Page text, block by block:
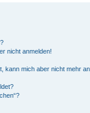
nicht anmelden!
kann mich aber nicht mehr